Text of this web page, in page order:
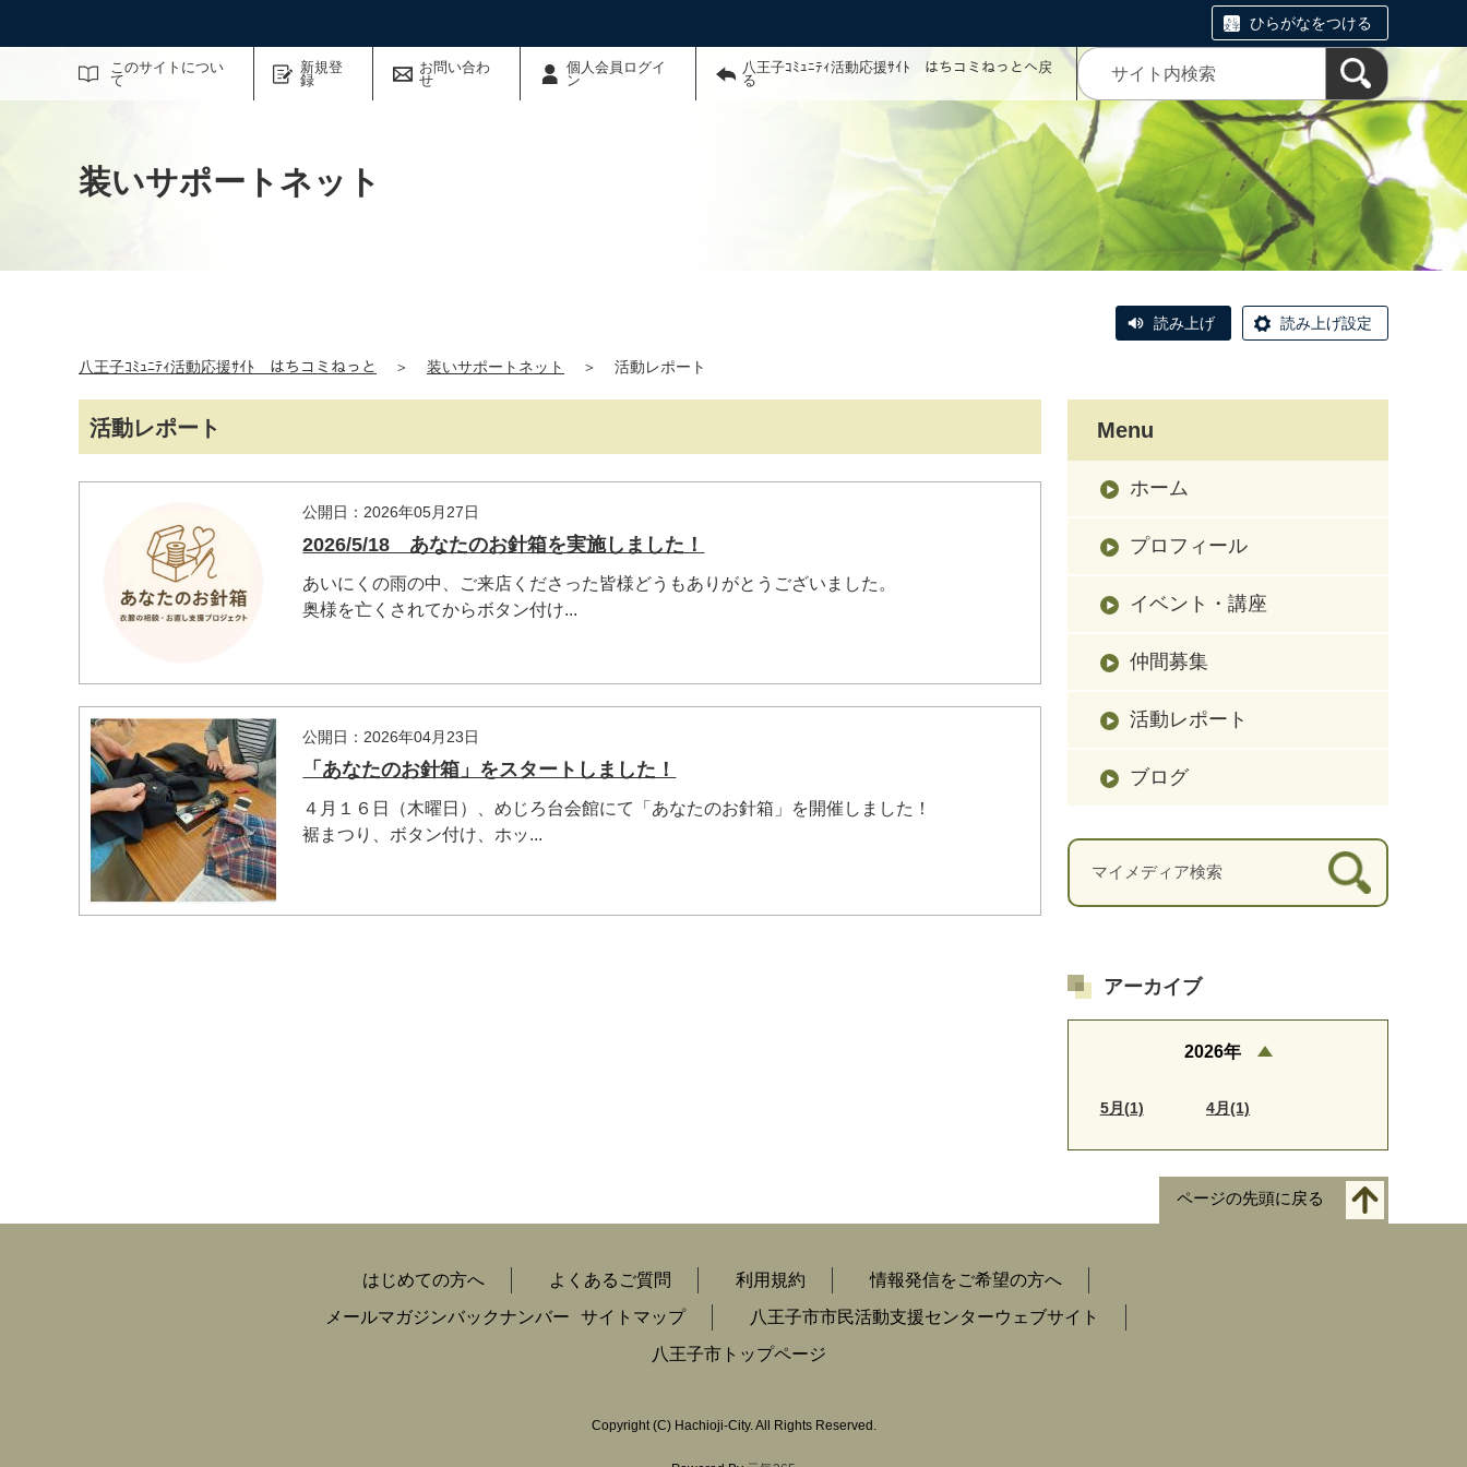
ひらがなをつける
このサイトについ
て
新規登
録
お問い合わ
せ
個人会員ログイ
ン
八王子ｺﾐｭﾆﾃｨ活動応援ｻｲﾄ はちコミねっとへ戻
る
サイト内検索
装いサポートネット
読み上げ 読み上げ設定
八王子ｺﾐｭﾆﾃｨ活動応援ｻｲﾄ はちコミねっと ＞ 装いサポートネット ＞ 活動レポート
活動レポート
公開日：2026年05月27日
2026/5/18 あなたのお針箱を実施しました！
あいにくの雨の中、ご来店くださった皆様どうもありがとうございました。
奥様を亡くされてからボタン付け...
公開日：2026年04月23日
「あなたのお針箱」をスタートしました！
４月１６日（木曜日）、めじろ台会館にて「あなたのお針箱」を開催しました！
裾まつり、ボタン付け、ホッ...
Menu
ホーム
プロフィール
イベント・講座
仲間募集
活動レポート
ブログ
マイメディア検索
アーカイブ
2026年
5月(1) 4月(1)
ページの先頭に戻る
はじめての方へ よくあるご質問 利用規約
情報発信をご希望の方へ
メールマガジンバックナンバー
サイトマップ
八王子市市民活動支援センターウェブサイト
八王子市トップページ
Copyright (C) Hachioji-City. All Rights Reserved.